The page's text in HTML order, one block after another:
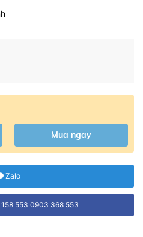
Mua ngay
Zalo
553 0903 368 553